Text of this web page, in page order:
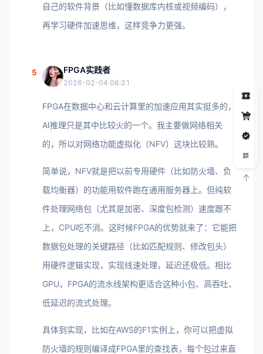
自己的软件背景（比如懂数据库内核或视频编码），
再学习硬件加速思维，这样竞争力更强。
5 FPGA实践者
2026-02-04 06:21
FPGA在数据中心和云计算里的加速应用其实挺多的，
AI推理只是其中比较火的一个。我主要做网络相关
的，所以对网络功能虚拟化（NFV）这块比较熟。
简单说，NFV就是把以前专用硬件（比如防火墙、负
载均衡器）的功能用软件跑在通用服务器上。但纯软
件处理网络包（尤其是加密、深度包检测）速度跟不
上，CPU吃不消。这时候FPGA的优势就来了：它能把
数据包处理的关键路径（比如匹配规则、修改包头）
用硬件逻辑实现，实现线速处理，延迟还极低。相比
GPU，FPGA的流水线架构更适合这种小包、高吞吐、
低延迟的流式处理。
具体到实现，比如在AWS的F1实例上，你可以把虚拟
防火墙的规则编译成FPGA里的查找表，每个包过来直